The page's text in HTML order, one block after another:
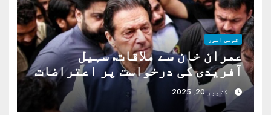
قومی امور
عمران خان سے ملاقات. سہیل
آفریدی کی درخواست پر اعتراضات
دوراکتوبر 20, 2025